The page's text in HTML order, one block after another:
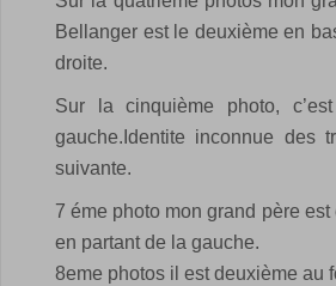
Bellanger est le deuxième en
droite.
Sur la cinquième photo,
gauche.Identite inconnue des
suivante.
7 éme photo mon grand père
en partant de la gauche.
8eme photos il est deuxième au